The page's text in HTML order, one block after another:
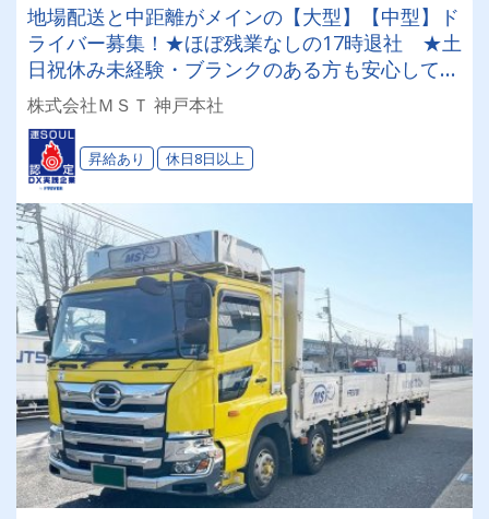
地場配送と中距離がメインの【大型】【中型】ド
ライバー募集！★ほぼ残業なしの17時退社 ★土
日祝休み未経験・ブランクのある方も安心してご
応募を！！
株式会社ＭＳＴ 神戸本社
昇給あり 休日8日以上